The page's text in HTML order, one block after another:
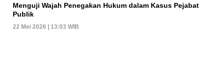
Menguji Wajah Penegakan Hukum dalam Kasus Pejabat
Publik
22 Mei 2026 | 13:03 WIB